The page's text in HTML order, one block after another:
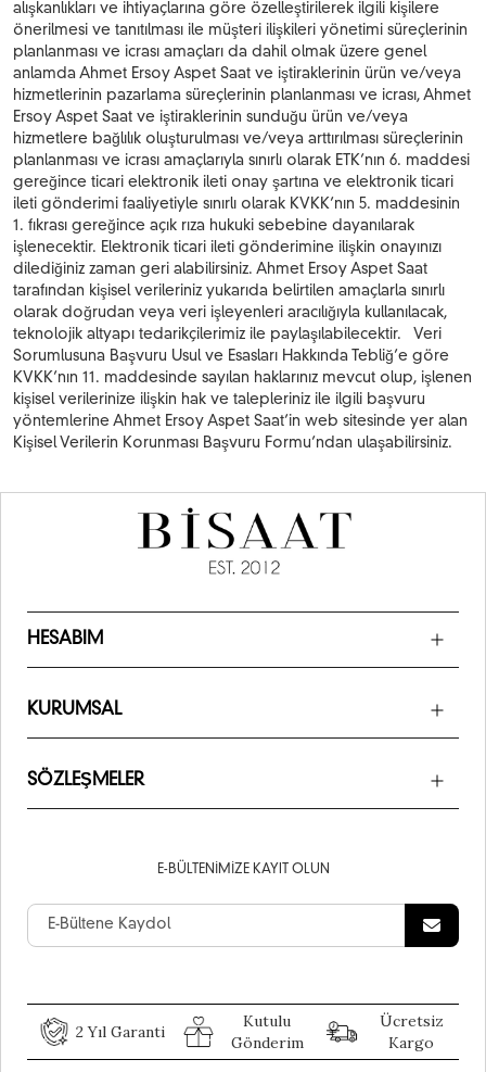
alışkanlıkları ve ihtiyaçlarına göre özelleştirilerek ilgili kişilere
önerilmesi ve tanıtılması ile müşteri ilişkileri yönetimi süreçlerinin
planlanması ve icrası amaçları da dahil olmak üzere genel
anlamda Ahmet Ersoy Aspet Saat ve iştiraklerinin ürün ve/veya
hizmetlerinin pazarlama süreçlerinin planlanması ve icrası, Ahmet
Ersoy Aspet Saat ve iştiraklerinin sunduğu ürün ve/veya
hizmetlere bağlılık oluşturulması ve/veya arttırılması süreçlerinin
planlanması ve icrası amaçlarıyla sınırlı olarak ETK’nın 6. maddesi
gereğince ticari elektronik ileti onay şartına ve elektronik ticari
ileti gönderimi faaliyetiyle sınırlı olarak KVKK’nın 5. maddesinin
1. fıkrası gereğince açık rıza hukuki sebebine dayanılarak
işlenecektir. Elektronik ticari ileti gönderimine ilişkin onayınızı
dilediğiniz zaman geri alabilirsiniz. Ahmet Ersoy Aspet Saat
tarafından kişisel verileriniz yukarıda belirtilen amaçlarla sınırlı
olarak doğrudan veya veri işleyenleri aracılığıyla kullanılacak,
teknolojik altyapı tedarikçilerimiz ile paylaşılabilecektir. Veri
Sorumlusuna Başvuru Usul ve Esasları Hakkında Tebliğ’e göre
KVKK’nın 11. maddesinde sayılan haklarınız mevcut olup, işlenen
kişisel verilerinize ilişkin hak ve talepleriniz ile ilgili başvuru
yöntemlerine Ahmet Ersoy Aspet Saat’in web sitesinde yer alan
Kişisel Verilerin Korunması Başvuru Formu’ndan ulaşabilirsiniz.
HESABIM
KURUMSAL
SÖZLEŞMELER
E-BÜLTENIMIZE KAYIT OLUN
2 Yıl Garanti
Kutulu
Gönderim
Ücretsiz
Kargo